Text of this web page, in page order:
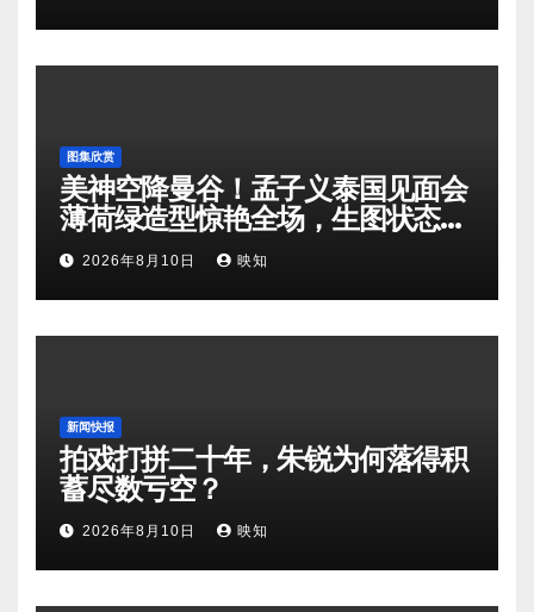
图集欣赏
美神空降曼谷！孟子义泰国见面会
薄荷绿造型惊艳全场，生图状态封
神2026年8月10日 映知
新闻快报
拍戏打拼二十年，朱锐为何落得积
蓄尽数亏空？
2026年8月10日 映知